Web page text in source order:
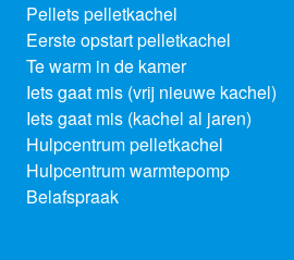
Pellets pelletkachel
Eerste opstart pelletkachel
Te warm in de kamer
Iets gaat mis (vrij nieuwe kachel)
Iets gaat mis (kachel al jaren)
Hulpcentrum pelletkachel
Hulpcentrum warmtepomp
Belafspraak